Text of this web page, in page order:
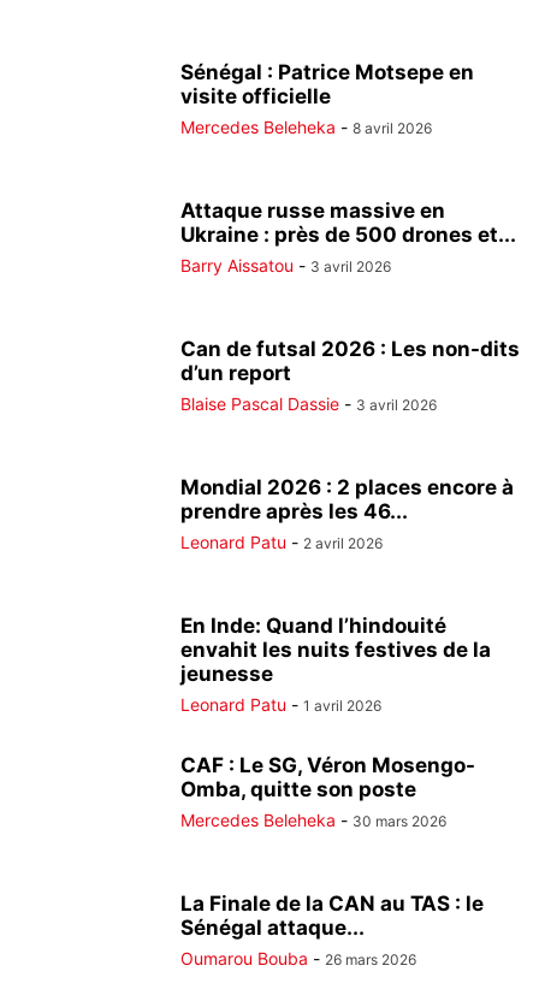
Sénégal : Patrice Motsepe en
visite officielle
Mercedes Beleheka - 8 avril 2026
Attaque russe massive en
Ukraine : près de 500 drones et...
Barry Aissatou - 3 avril 2026
Can de futsal 2026 : Les non-dits
d’un report
Blaise Pascal Dassie - 3 avril 2026
Mondial 2026 : 2 places encore à
prendre après les 46...
Leonard Patu - 2 avril 2026
En Inde: Quand l’hindouité
envahit les nuits festives de la
jeunesse
Leonard Patu - 1 avril 2026
CAF : Le SG, Véron Mosengo-
Omba, quitte son poste
Mercedes Beleheka - 30 mars 2026
La Finale de la CAN au TAS : le
Sénégal attaque...
Oumarou Bouba - 26 mars 2026